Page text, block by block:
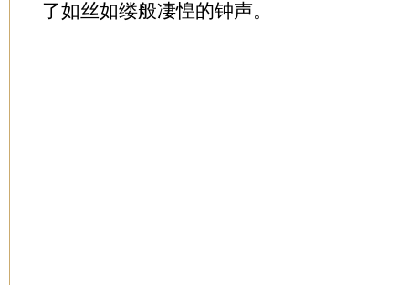
了如丝如缕般凄惶的钟声。